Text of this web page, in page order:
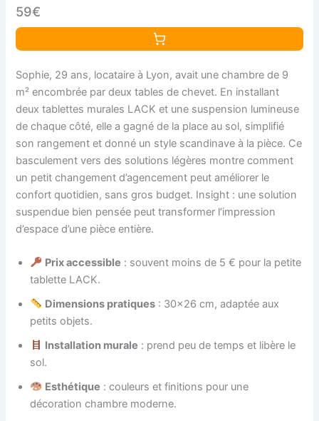
59€
Sophie, 29 ans, locataire à Lyon, avait une chambre de 9
m² encombrée par deux tables de chevet. En installant
deux tablettes murales LACK et une suspension lumineuse
de chaque côté, elle a gagné de la place au sol, simplifié
son rangement et donné un style scandinave à la pièce. Ce
basculement vers des solutions légères montre comment
un petit changement d’agencement peut améliorer le
confort quotidien, sans gros budget. Insight : une solution
suspendue bien pensée peut transformer l’impression
d’espace d’une pièce entière.
Prix accessible : souvent moins de 5 € pour la petite
tablette LACK.
Dimensions pratiques : 30×26 cm, adaptée aux
petits objets.
Installation murale : prend peu de temps et libère le
sol.
Esthétique : couleurs et finitions pour une
décoration chambre moderne.